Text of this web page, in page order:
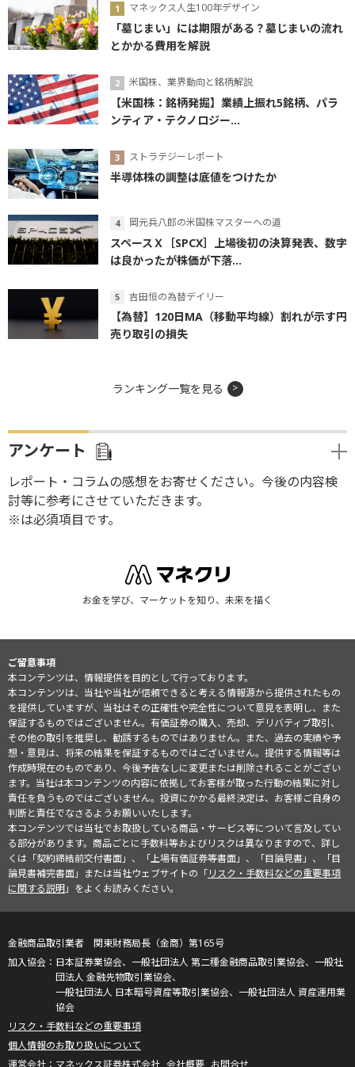
マネックス人生100年デザイン
「墓じまい」には期限がある？墓じまいの流れ
とかかる費用を解説
米国株、業界動向と銘柄解説
【米国株：銘柄発掘】業績上振れ5銘柄、パラ
ンティア・テクノロジー...
ストラテジーレポート
半導体株の調整は底値をつけたか
岡元兵八郎の米国株マスターへの道
スペースＸ［SPCX］上場後初の決算発表、数字
は良かったが株価が下落...
吉田恒の為替デイリー
【為替】120日MA（移動平均線）割れが示す円
売り取引の損失
ランキング一覧を見る
アンケート
レポート・コラムの感想をお寄せください。今後の内容検
討等に参考にさせていただきます。
※は必須項目です。
お金を学び、マーケットを知り、未来を描く
ご留意事項
本コンテンツは、情報提供を目的として行っております。
本コンテンツは、当社や当社が信頼できると考える情報源から提供されたもの
を提供していますが、当社はその正確性や完全性について意見を表明し、また
保証するものではございません。有価証券の購入、売却、デリバティブ取引、
その他の取引を推奨し、勧誘するものではありません。また、過去の実績や予
想・意見は、将来の結果を保証するものではございません。提供する情報等は
作成時現在のものであり、今後予告なしに変更または削除されることがござい
ます。当社は本コンテンツの内容に依拠してお客様が取った行動の結果に対し
責任を負うものではございません。投資にかかる最終決定は、お客様ご自身の
判断と責任でなさるようお願いいたします。
本コンテンツでは当社でお取扱している商品・サービス等について言及してい
る部分があります。商品ごとに手数料等およびリスクは異なりますので、詳し
くは「契約締結前交付書面」、「上場有価証券等書面」、「目論見書」、「目
論見書補完書面」または当社ウェブサイトの「リスク・手数料などの重要事項
に関する説明」をよくお読みください。
金融商品取引業者 関東財務局長（金商）第165号
日本証券業協会、一般社団法人 第二種金融商品取引業協会、一般社
団法人 金融先物取引業協会、
一般社団法人 日本暗号資産等取引業協会、一般社団法人 資産運用業
協会
リスク・手数料などの重要事項
個人情報のお取り扱いについて